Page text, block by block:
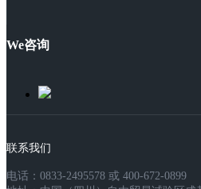
We咨询
联系我们
电话：0833-2495578 或 400-672-0899